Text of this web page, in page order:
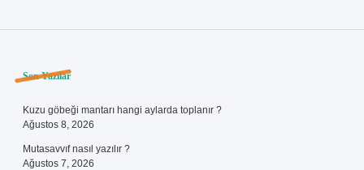
Sidebar
Son Yazılar
Kuzu göbeği mantarı hangi aylarda toplanır ?
Ağustos 8, 2026
Mutasavvıf nasıl yazılır ?
Ağustos 7, 2026